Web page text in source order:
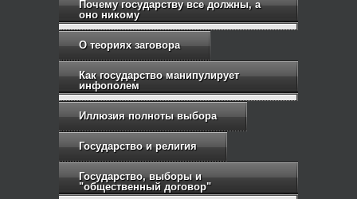
Почему государству все должны, а
оно никому
О теориях заговора
Как государство манипулирует
инфополем
Иллюзия полноты выбора
Государство и религия
Государство, выборы и
"общественный договор"